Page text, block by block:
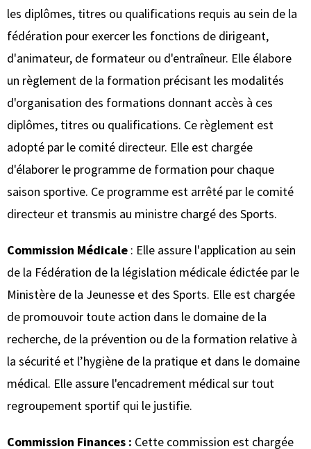
les diplômes, titres ou qualifications requis au sein de la
fédération pour exercer les fonctions de dirigeant,
d'animateur, de formateur ou d'entraîneur. Elle élabore
un règlement de la formation précisant les modalités
d'organisation des formations donnant accès à ces
diplômes, titres ou qualifications. Ce règlement est
adopté par le comité directeur. Elle est chargée
d'élaborer le programme de formation pour chaque
saison sportive. Ce programme est arrêté par le comité
directeur et transmis au ministre chargé des Sports.
Commission Médicale : Elle assure l'application au sein
de la Fédération de la législation médicale édictée par le
Ministère de la Jeunesse et des Sports. Elle est chargée
de promouvoir toute action dans le domaine de la
recherche, de la prévention ou de la formation relative à
la sécurité et l’hygiène de la pratique et dans le domaine
médical. Elle assure l'encadrement médical sur tout
regroupement sportif qui le justifie.
Commission Finances : Cette commission est chargée